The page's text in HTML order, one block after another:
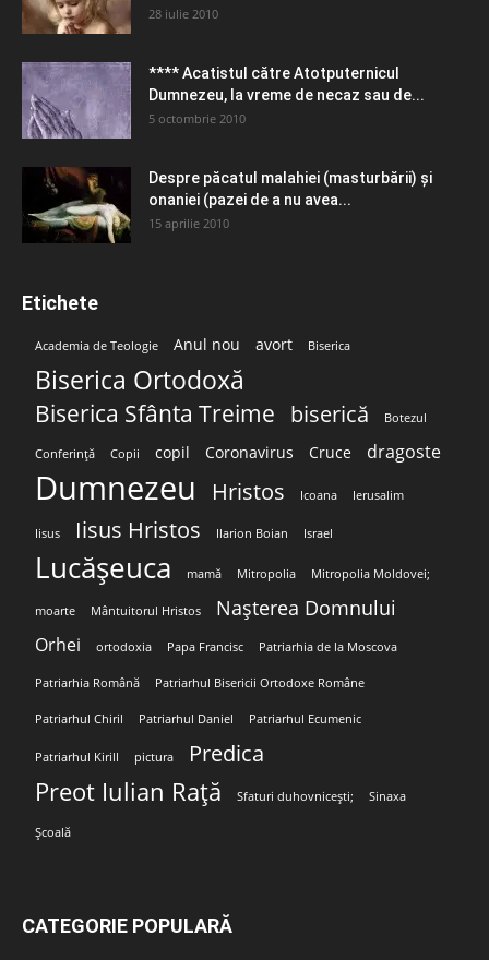
28 iulie 2010
**** Acatistul către Atotputernicul
Dumnezeu, la vreme de necaz sau de...
5 octombrie 2010
Despre păcatul malahiei (masturbării) şi
onaniei (pazei de a nu avea...
15 aprilie 2010
Etichete
Academia de Teologie Anul nou avort Biserica
Biserica Ortodoxă
Biserica Sfânta Treime biserică Botezul
Conferință Copii copil Coronavirus Cruce dragoste
Dumnezeu Hristos Icoana Ierusalim
Iisus Iisus Hristos Ilarion Boian Israel
Lucășeuca mamă Mitropolia Mitropolia Moldovei;
moarte Mântuitorul Hristos Nașterea Domnului
Orhei ortodoxia Papa Francisc Patriarhia de la Moscova
Patriarhia Română Patriarhul Bisericii Ortodoxe Române
Patriarhul Chiril Patriarhul Daniel Patriarhul Ecumenic
Patriarhul Kirill pictura Predica
Preot Iulian Rață Sfaturi duhovnicești; Sinaxa
Școală
CATEGORIE POPULARĂ